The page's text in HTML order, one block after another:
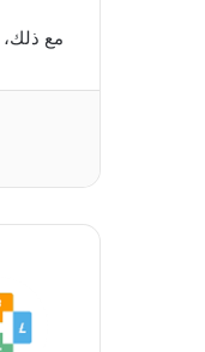
مع ذلك،